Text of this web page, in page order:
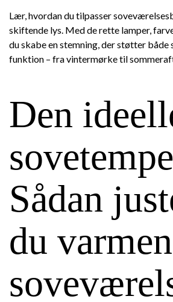
Lær, hvordan du tilpasser
skiftende lys. Med de rette lamper,
du skabe en stemning, der støtter både
funktion – fra vintermørke til
Den
Sådan
du